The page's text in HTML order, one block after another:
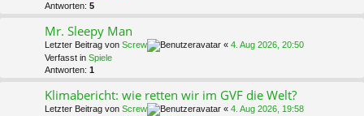
Antworten: 5
Mr. Sleepy Man
Letzter Beitrag von Screw « 4. Aug 2026, 20:50
Verfasst in Spiele
Antworten: 1
Klimabericht: wie retten wir im GVF die Welt?
Letzter Beitrag von Screw « 4. Aug 2026, 19:58